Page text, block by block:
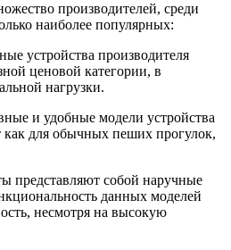
производителей, среди
наиболее популярных:
устройства производителя
ценовой категории, в
нагрузки.
и удобные модели устройства
как для обычных пеших прогулок,
представляют собой наручные
данных моделей
несмотря на высокую